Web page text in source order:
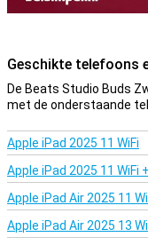
Geschikte telefoons
De Beats Studio Buds
met de onderstaande
Apple iPad 2025 11 WiFi
Apple iPad 2025 11 WiFi
Apple iPad Air 2025 11
Apple iPad Air 2025 13